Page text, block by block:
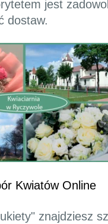
jest
dostaw.
Kwiatów Online
znajdziesz